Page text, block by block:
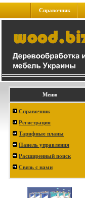
Справочник
Меню
Справочник
Регистрация
Тарифные планы
Панель управления
Расширенный поиск
Связь с нами